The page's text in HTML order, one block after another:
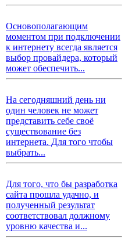
Основополагающим
моментом при подключении
к интернету всегда является
выбор провайдера, который
может обеспечить...
На сегодняшний день ни
один человек не может
представить себе своё
существование без
интернета. Для того чтобы
выбрать...
Для того, что бы разработка
сайта прошла удачно, и
полученный результат
соответствовал должному
уровню качества и...